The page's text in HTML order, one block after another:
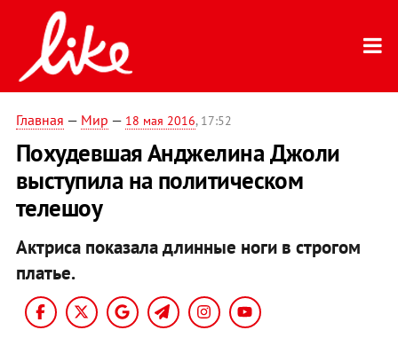
Главная — Мир — 18 мая 2016, 17:52
Похудевшая Анджелина Джоли
выступила на политическом
телешоу
Актриса показала длинные ноги в строгом
платье.